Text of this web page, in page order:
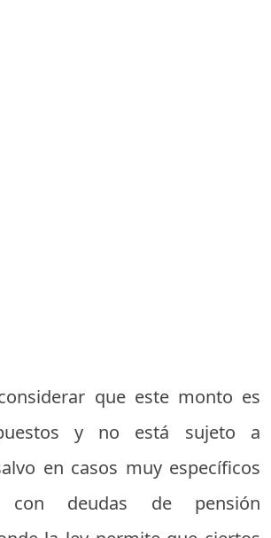
que este monto es
y no está sujeto a
en casos muy específicos
con deudas de pensión